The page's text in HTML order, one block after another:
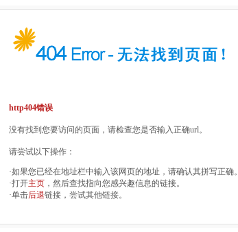
http404错误
没有找到您要访问的页面，请检查您是否输入正确url。
请尝试以下操作：
·如果您已经在地址栏中输入该网页的地址，请确认其拼写正确。
·打开主页 ，然后查找指向您感兴趣信息的链接。
·单击后退链接，尝试其他链接。